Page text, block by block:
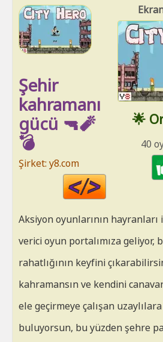
🌟
40
Şehir
kahramanı
gücü 🔫🧨
💣
Şirket: y8.com
HTML
Aksiyon oyunlarının hayranları
verici oyun portalımıza geliyor,
rahatlığının keyfini
kahramansın ve kendini
ele geçirmeye çalışan
buluyorsun, bu yüzden şehre